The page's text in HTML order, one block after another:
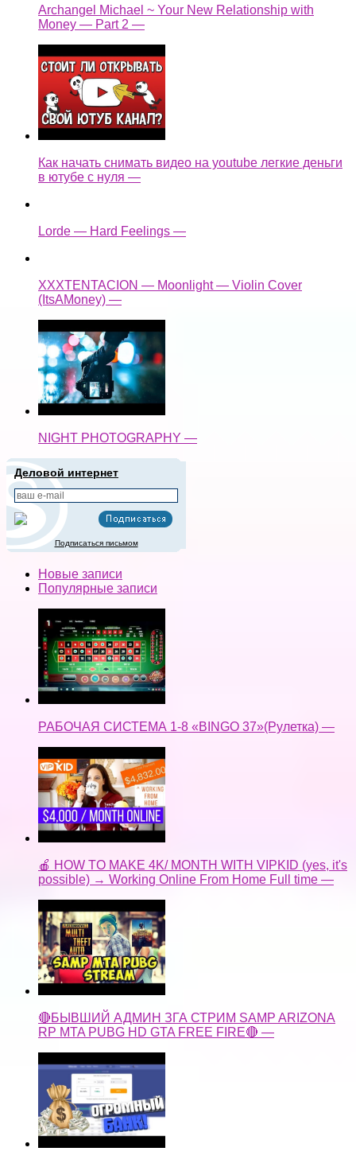
Archangel Michael ~ Your New Relationship with
Money — Part 2 —
Как начать снимать видео на youtube легкие деньги
в ютубе с нуля —
Lorde — Hard Feelings —
XXXTENTACION — Moonlight — Violin Cover
(ItsAMoney) —
NIGHT PHOTOGRAPHY —
Деловой интернет
Подписаться письмом
Новые записи
Популярные записи
РАБОЧАЯ СИСТЕМА 1-8 «BINGO 37»(Рулетка) —
🍎 HOW TO MAKE 4K/ MONTH WITH VIPKID (yes, it's
possible) → Working Online From Home Full time —
🔴БЫВШИЙ АДМИН ЗГА СТРИМ SAMP ARIZONA
RP MTA PUBG HD GTA FREE FIRE🔴 —